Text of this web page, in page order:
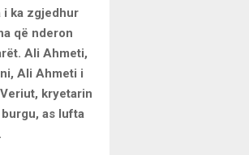
i ka zgjedhur
që nderon
Ali Ahmeti,
Ali Ahmeti i
kryetarin
as lufta